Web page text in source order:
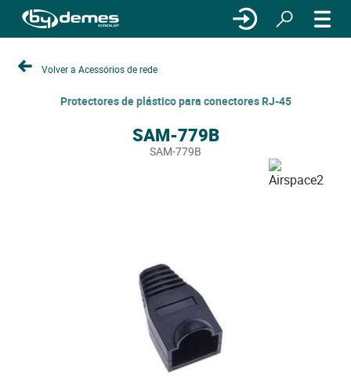
Volver a Acessórios de rede
Protectores de plástico para conectores RJ-45
SAM-779B
SAM-779B